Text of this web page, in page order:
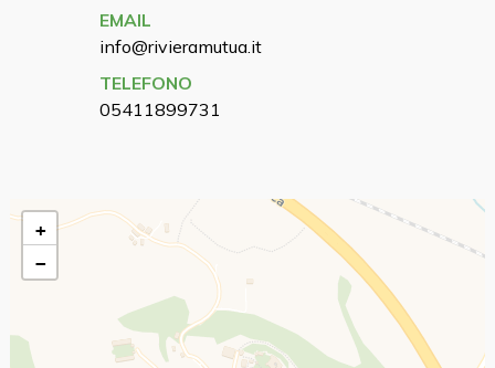
EMAIL
info@rivieramutua.it
TELEFONO
05411899731
+
−